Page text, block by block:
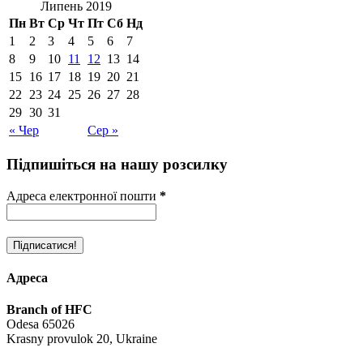
Липень 2019
Пн Вт Ср Чт Пт Сб Нд
« Чер Сер »
1 2 3 4 5 6
7
8
9 10 11 12 13 14
15 16 17 18 19 20 21
22
23 24 25 26 27 28
29 30 31
Підпишіться на нашу розсилку
Адреса електронної пошти *
Адреса
Branch of HFC
Odesa 65026
Krasny provulok 20, Ukraine